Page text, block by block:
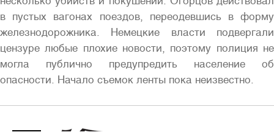
в пустых вагонах поездов, переодевшись в форму
железнодорожника. Немецкие власти подвергали
цензуре любые плохие новости, поэтому полиция не
могла публично предупредить население об
опасности. Начало съемок ленты пока неизвестно.